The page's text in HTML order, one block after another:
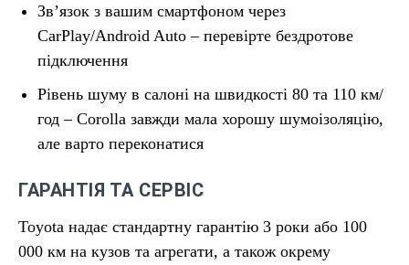
Зв’язок з вашим смартфоном через
CarPlay/Android Auto – перевірте бездротове
підключення
Рівень шуму в салоні на швидкості 80 та 110 км/
год – Corolla завжди мала хорошу шумоізоляцію,
але варто переконатися
ГАРАНТІЯ ТА СЕРВІС
Toyota надає стандартну гарантію 3 роки або 100
000 км на кузов та агрегати, а також окрему